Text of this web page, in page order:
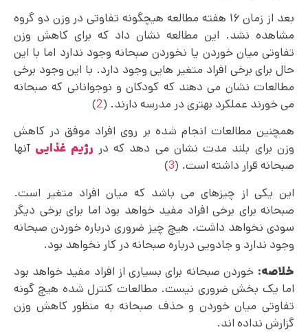
بعد از زمان ۱۶ هفته مطالعه هیچگونه تفاوتی در وزن دو گروه
مشاهده نشد. این مطالعه نشان داد که برای کاهش وزن
تفاوتی میان خوردن یا نخوردن صبحانه وجود ندارد اما با این
حال برای برخی افراد متغیر هایی وجود دارد. با این وجود برخی
مطالعات نشان می دهند که کودکان و نوجوانانی که صبحانه
می خورند عملکرد بهتری در مدرسه دارند. (2
)
همچنین مطالعات انجام شده بر روی افراد موفق در کاهش
وزن برای بلند مدت نشان می دهد که در رژیم غذایی آنها
صبحانه قرار داشته است. (3
)
این یکی از چیزهای می باشد که میان افراد متغیر است.
صبحانه برای برخی افراد مفید خواهد بود اما برای برخی دیگر
سودی نخواهد داشت. هیچ چیز ضروری درباره خوردن صبحانه
وجود ندارد و جادویی درباره صبحانه در کار نخواهد بود.
خلاصه: خوردن صبحانه برای بسیاری از افراد مفید خواهد بود
اما یک بخش ضروری نیست. مطالعات کنترل شده هیچ گونه
تفاوتی میان خوردن و حذف صبحانه به منظور کاهش وزن
گزارش نداده اند.